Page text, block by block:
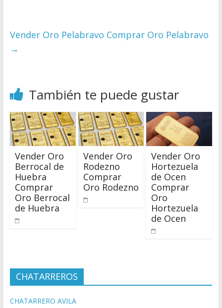
Vender Oro Pelabravo Comprar Oro Pelabravo
→
También te puede gustar
Vender Oro
Berrocal de
Huebra
Comprar
Oro Berrocal
de Huebra
Vender Oro
Rodezno
Comprar
Oro Rodezno
Vender Oro
Hortezuela
de Ocen
Comprar
Oro
Hortezuela
de Ocen
CHATARREROS
CHATARRERO AVILA